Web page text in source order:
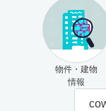
物件・建物
情報